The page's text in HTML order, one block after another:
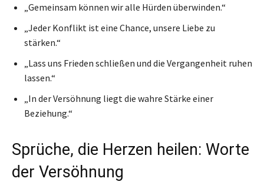
„Gemeinsam können wir alle Hürden überwinden.“
„Jeder Konflikt ist eine Chance, unsere Liebe zu
stärken.“
„Lass uns Frieden schließen und die Vergangenheit ruhen
lassen.“
„In der Versöhnung liegt die wahre Stärke einer
Beziehung.“
Sprüche, die Herzen heilen: Worte
der Versöhnung